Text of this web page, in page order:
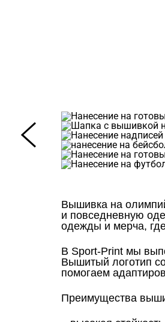
Вышивка на
и повседневную
одежды и мерча,
В Sport-Print мы
Вышитый логотип
помогаем
Преимущества